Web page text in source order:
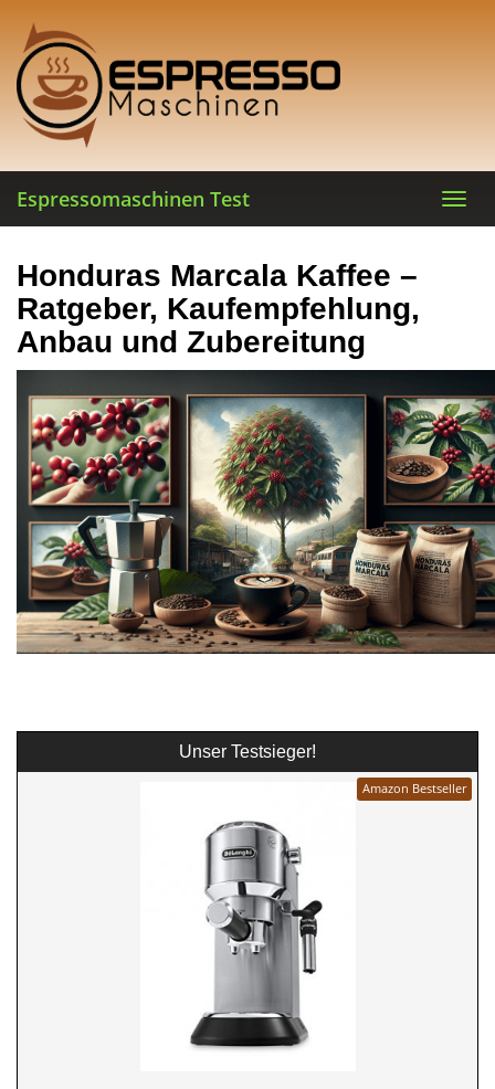
main
content
Espressomaschinen Test
Honduras Marcala Kaffee –
Ratgeber, Kaufempfehlung,
Anbau und Zubereitung
Unser Testsieger!
Amazon Bestseller